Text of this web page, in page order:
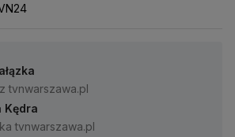
tvnwarszawa.pl
Kędra
tvnwarszawa.pl